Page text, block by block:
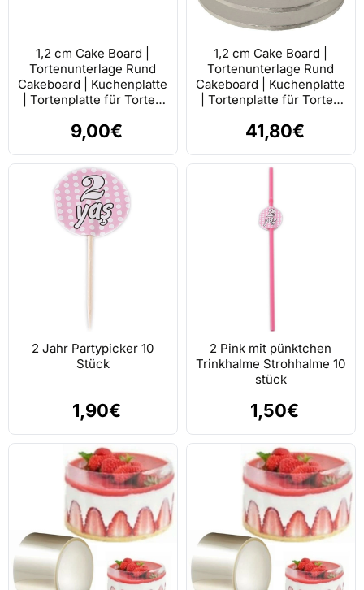
1,2 cm Cake Board |
Tortenunterlage Rund
Cakeboard | Kuchenplatte
| Tortenplatte für Torten
9,00€
1,2 cm Cake Board |
Tortenunterlage Rund
Cakeboard | Kuchenplatte
| Tortenplatte für Torten
41,80€
2 Jahr Partypicker 10
Stück
1,90€
2 Pink mit pünktchen
Trinkhalme Strohhalme 10
stück
1,50€